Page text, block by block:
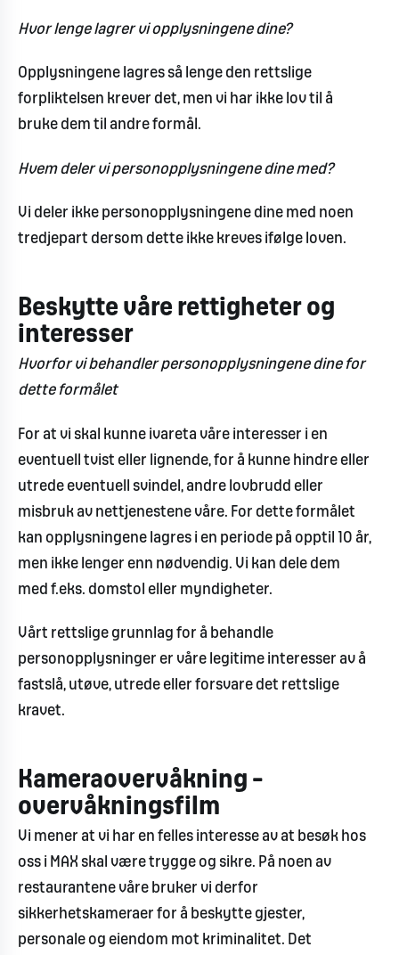
Hvor lenge lagrer vi opplysningene dine?
Opplysningene lagres så lenge den rettslige
forpliktelsen krever det, men vi har ikke lov til å
bruke dem til andre formål.
Hvem deler vi personopplysningene dine med?
Vi deler ikke personopplysningene dine med noen
tredjepart dersom dette ikke kreves ifølge loven.
Beskytte våre rettigheter og
interesser
Hvorfor vi behandler personopplysningene dine for
dette formålet
For at vi skal kunne ivareta våre interesser i en
eventuell tvist eller lignende, for å kunne hindre eller
utrede eventuell svindel, andre lovbrudd eller
misbruk av nettjenestene våre. For dette formålet
kan opplysningene lagres i en periode på opptil 10 år,
men ikke lenger enn nødvendig. Vi kan dele dem
med f.eks. domstol eller myndigheter.
Vårt rettslige grunnlag for å behandle
personopplysninger er våre legitime interesser av å
fastslå, utøve, utrede eller forsvare det rettslige
kravet.
Kameraovervåkning –
overvåkningsfilm
Vi mener at vi har en felles interesse av at besøk hos
oss i MAX skal være trygge og sikre. På noen av
restaurantene våre bruker vi derfor
sikkerhetskameraer for å beskytte gjester,
personale og eiendom mot kriminalitet. Det